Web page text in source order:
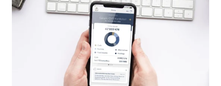
UX Consulting, Konzept- und agile
App-Entwicklung
Wie man die Vermögensverwaltung und das
Abwickeln von Bankgeschäften für Unternehmer
und Familien so einfach, aber auch so sicher wie
möglich macht